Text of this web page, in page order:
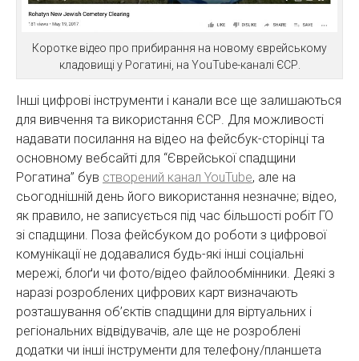
Коротке відео про прибирання на новому єврейському
кладовищі у Рогатині, на YouTube-каналі ЄСР.
Інші цифрові інструменти і канали все ще залишаються
для вивчення та використання ЄСР. Для можливості
надавати посилання на відео на фейсбук-сторінці та
основному вебсайті для “Єврейської спадщини
Рогатина” був створений канал YouTube, але на
сьогоднішній день його використання незначне; відео,
як правило, не записується під час більшості робіт ГО
зі спадщини. Поза фейсбуком до роботи з цифрової
комунікації не додавалися будь-які інші соціальні
мережі, блоґи чи фото/відео файлообмінники. Деякі з
наразі розроблених цифрових карт визначають
розташування об’єктів спадщини для віртуальних і
регіональних відвідувачів, але ще не розроблені
додатки чи інші інструменти для телефону/планшета